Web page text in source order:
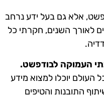
אלא גם בעל ידע נרחב
לאורך השנים, חקרתי כל
העמוקה לבודפשט.
העולם יוכלו למצוא מידע
התובנות והטיפים